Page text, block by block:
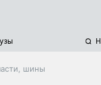
шины